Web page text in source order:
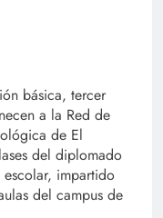
básica, tercer
a la Red de
de El
del diplomado
impartido
del campus de